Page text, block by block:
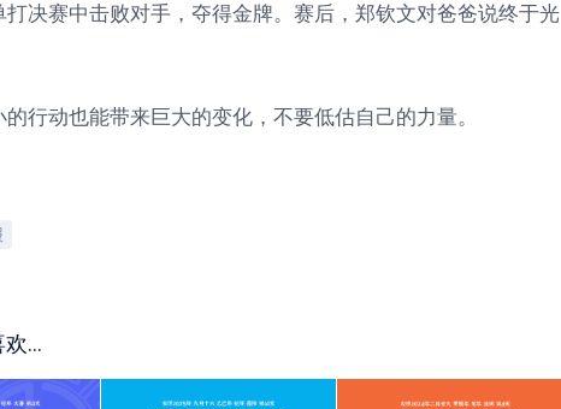
打决赛中击败对手，夺得金牌。赛后，郑钦文对爸爸说终于光
的行动也能带来巨大的变化，不要低估自己的力量。
...